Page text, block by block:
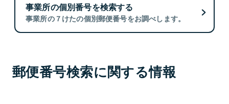
事業所の個別番号を検索する
事業所の７けたの個別郵便番号をお調べします。
郵便番号検索に関する情報